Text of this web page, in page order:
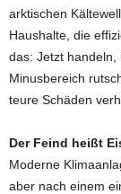
arktischen
Haushalte, die
das: Jetzt handeln,
Minusbereich
teure Schäden
Der Feind heißt
Moderne
aber nach einem